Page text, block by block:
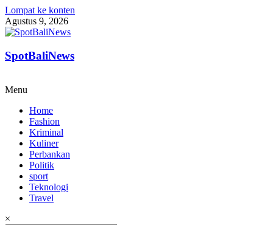
Lompat ke konten
Agustus 9, 2026
SpotBaliNews
Menu
Home
Fashion
Kriminal
Kuliner
Perbankan
Politik
sport
Teknologi
Travel
×